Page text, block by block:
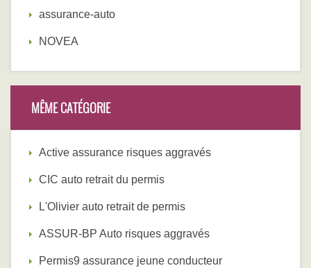
assurance-auto
NOVEA
MÊME CATÉGORIE
Active assurance risques aggravés
CIC auto retrait du permis
L'Olivier auto retrait de permis
ASSUR-BP Auto risques aggravés
Permis9 assurance jeune conducteur